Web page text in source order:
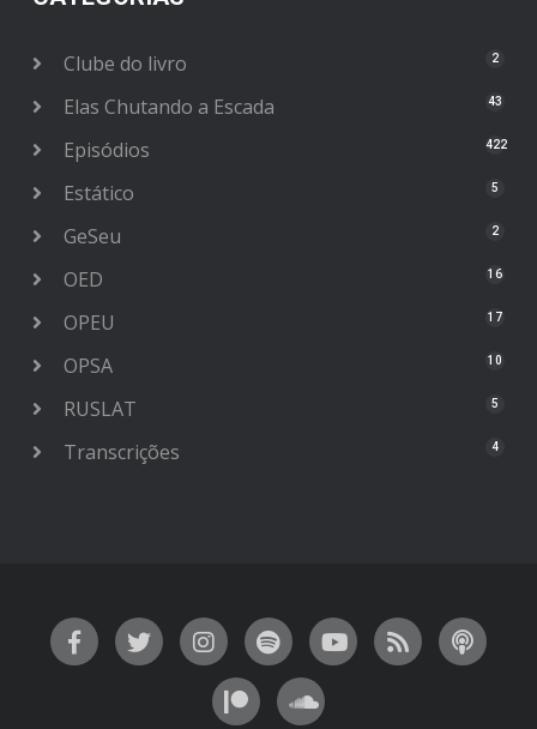
Clube do livro 2
Elas Chutando a Escada 43
Episódios 422
Estático 5
GeSeu 2
OED 16
OPEU 17
OPSA 10
RUSLAT 5
Transcrições 4